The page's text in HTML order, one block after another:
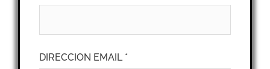
DIRECCION EMAIL *